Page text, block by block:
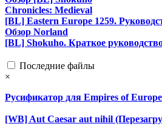
Chronicles: Medieval
[BL] Eastern Europe 1259.
Обзор Norland
[BL] Shokuho. Краткое
Последние файлы
×
Русификатор для Empires of
[WB] Aut Caesar aut nihil